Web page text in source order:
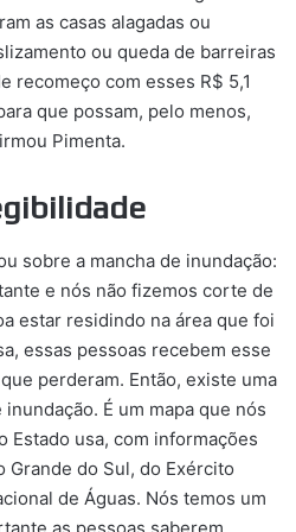
as casas alagadas ou
ou queda de barreiras
recomeço com esses R$ 5,1
que possam, pelo menos,
Pimenta.
sobre a mancha de inundação:
e nós não fizemos corte de
estar residindo na área que foi
essas pessoas recebem esse
perderam. Então, existe uma
É um mapa que nós
Estado usa, com informações
Grande do Sul, do Exército
de Águas. Nós temos um